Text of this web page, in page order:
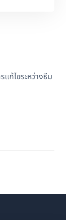
ก้ไขระหว่างธีม